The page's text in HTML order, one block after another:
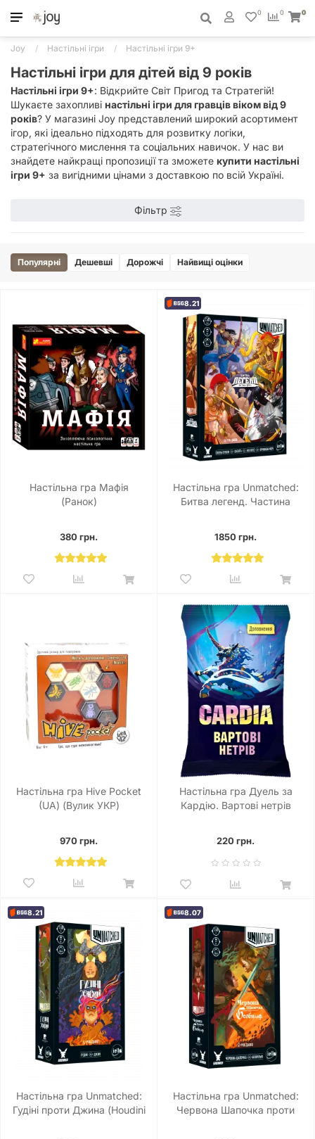
0
0 0
Joy Настільні ігри Настільні ігри 9+
Настільні ігри для дітей від 9 років
Настільні ігри 9+: Відкрийте Світ Пригод та Стратегій!
Шукаєте захопливі настільні ігри для гравців віком від 9
років? У магазині Joy представлений широкий асортимент
ігор, які ідеально підходять для розвитку логіки,
стратегічного мислення та соціальних навичок. У нас ви
знайдете найкращі пропозиції та зможете купити настільні
ігри 9+ за вигідними цінами з доставкою по всій Україні.
Фільтр
Популярні Дешевші Дорожчі Найвищі оцінки
Настільна гра Мафія
(Ранок)
380 грн.
8.21
Настільна гра Unmatched:
Битва легенд. Частина
1850 грн.
Настільна гра Hive Pocket
(UА) (Вулик УКР)
970 грн.
Настільна гра Дуель за
Кардію. Вартові нетрів
220 грн.
8.21
Настільна гра Unmatched:
Гудіні проти Джина (Houdini
8.07
Настільна гра Unmatched:
Червона Шапочка проти